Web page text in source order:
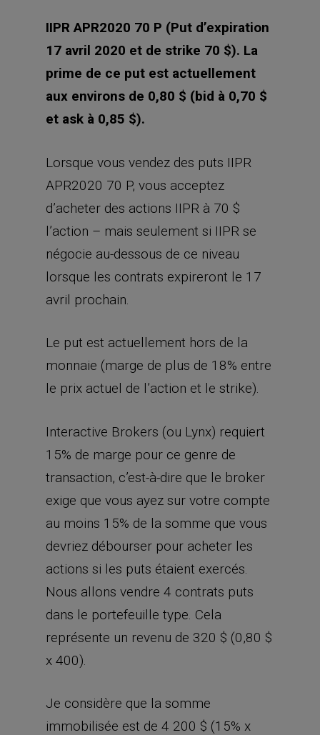
et ask à 0,85 $).
Lorsque vous vendez des puts IIPR
APR2020 70 P, vous acceptez
d’acheter des actions IIPR à 70 $
négocie au-dessous de ce niveau
lorsque les contrats expireront le 17
avril prochain.
Le put est actuellement hors de la
monnaie (marge de plus de 18% entre
le prix actuel de l’action et le strike).
Interactive Brokers (ou Lynx) requiert
15% de marge pour ce genre de
transaction, c’est-à-dire que le broker
au moins 15% de la somme que vous
devriez débourser pour acheter les
actions si les puts étaient exercés.
Nous allons vendre 4 contrats puts
dans le portefeuille type. Cela
représente un revenu de 320 $ (0,80 $
x 400).
Je considère que la somme
immobilisée est de 4 200 $ (15% x
7 000 x 4 = marge requise par le
Je vous rappelle que pour ce genre de